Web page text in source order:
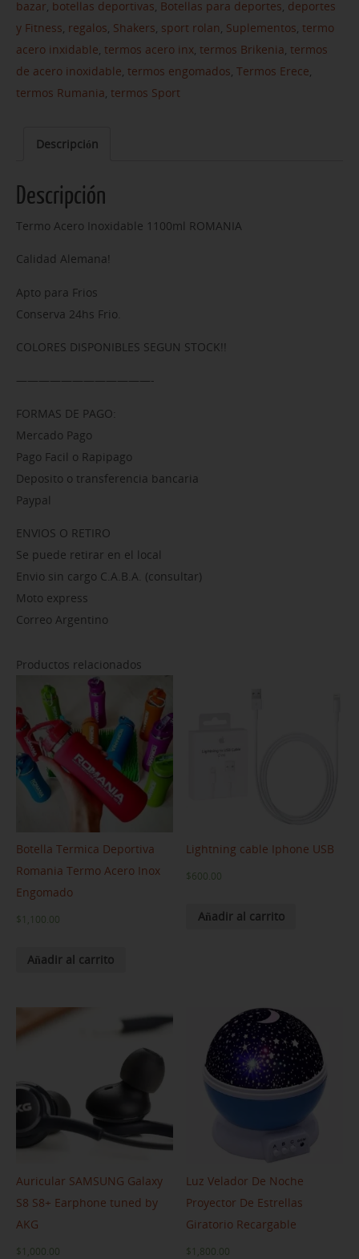
bazar botellas deportivas Botellas para deportes deportes
y Fitness regalos Shakers sport rolan Suplementos termo
acero inxidable termos acero inx termos Brikenia termos
de acero inoxidable termos engomados Termos Erece
termos Rumania termos Sport
Descripción
Descripción
Termo Acero Inoxidable 1100ml ROMANIA
Calidad Alemana!
Apto para Frios
Conserva 24hs Frio.
COLORES DISPONIBLES SEGUN STOCK!!
————————————-
FORMAS DE PAGO:
Mercado Pago
Pago Facil o Rapipago
Deposito o transferencia bancaria
Paypal
ENVIOS O RETIRO
Se puede retirar en el local
Envio sin cargo C.A.B.A. (consultar)
Moto express
Correo Argentino
Productos relacionados
Botella Termica Deportiva
Romania Termo Acero Inox
Engomado
$ 1,100.00
Añadir al carrito
Lightning cable Iphone USB
$600.00
Añadir al carrito
Auricular SAMSUNG Galaxy
S8 S8+ Earphone tuned by
AKG
$ 1,000.00
Luz Velador De Noche
Proyector De Estrellas
Giratorio Recargable
$ 1,800.00